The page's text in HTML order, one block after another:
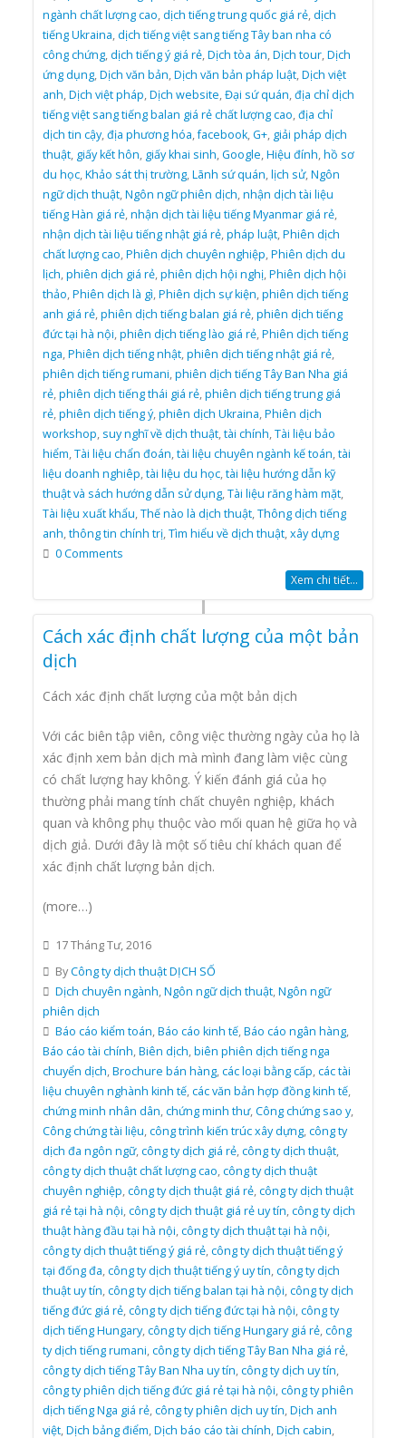
ngành chất lượng cao,dịch tiếng trung quốc giá rẻ,dịch
tiếng Ukraina,dịch tiếng việt sang tiếng Tây ban nha có
công chứng,dịch tiếng ý giá rẻ,Dịch tòa án,Dịch tour,Dịch
ứng dụng,Dịch văn bản,Dịch văn bản pháp luật,Dịch việt
anh,Dịch việt pháp,Dịch website,Đại sứ quán,địa chỉ dịch
tiếng việt sang tiếng balan giá rẻ chất lượng cao,địa chỉ
dịch tin cậy,địa phương hóa,facebook,G+, giải pháp dịch
thuật, giấy kết hôn, giấy khai sinh,Google,Hiệu đính,hồ sơ
du học,Khảo sát thị trường,Lãnh sứ quán,lịch sử,Ngôn
ngữ dịch thuật,Ngôn ngữ phiên dịch,nhận dịch tài liệu
tiếng Hàn giá rẻ,nhận dịch tài liệu tiếng Myanmar giá rẻ,
nhận dịch tài liệu tiếng nhật giá rẻ,pháp luật,Phiên dịch
chất lượng cao,Phiên dịch chuyên nghiệp,Phiên dịch du
lịch,phiên dịch giá rẻ,phiên dịch hội nghị,Phiên dịch hội
thảo,Phiên dịch là gì,Phiên dịch sự kiện,phiên dịch tiếng
anh giá rẻ,phiên dịch tiếng balan giá rẻ,phiên dịch tiếng
đức tại hà nội,phiên dịch tiếng lào giá rẻ,Phiên dịch tiếng
nga,Phiên dịch tiếng nhật,phiên dịch tiếng nhật giá rẻ,
phiên dịch tiếng rumani,phiên dịch tiếng Tây Ban Nha giá
rẻ,phiên dịch tiếng thái giá rẻ,phiên dịch tiếng trung giá
rẻ,phiên dịch tiếng ý,phiên dịch Ukraina,Phiên dịch
workshop, suy nghĩ về dịch thuật,tài chính,Tài liệu bảo
hiểm,Tài liệu chẩn đoán,tài liệu chuyên ngành kế toán,tài
liệu doanh nghiêp,tài liệu du học,tài liệu hướng dẫn kỹ
thuật và sách hướng dẫn sử dụng,Tài liệu răng hàm mặt,
Tài liệu xuất khẩu,Thế nào là dịch thuật,Thông dịch tiếng
anh,thông tin chính trị,Tìm hiểu về dịch thuật,xây dựng
0 Comments
Xem chi tiết...
Cách xác định chất lượng của một bản
dịch
Cách xác định chất lượng của một bản dịch
Với các biên tập viên, công việc thường ngày của họ là
xác định xem bản dịch mà mình đang làm việc cùng
có chất lượng hay không. Ý kiến đánh giá của họ
thường phải mang tính chất chuyên nghiệp, khách
quan và không phụ thuộc vào mối quan hệ giữa họ và
dịch giả. Dưới đây là một số tiêu chí khách quan để
xác định chất lượng bản dịch.
(more…)
17 Tháng Tư, 2016
ByCông ty dịch thuật DỊCH SỐ
Dịch chuyên ngành,Ngôn ngữ dịch thuật,Ngôn ngữ
phiên dịch
Báo cáo kiểm toán,Báo cáo kinh tế,Báo cáo ngân hàng,
Báo cáo tài chính,Biên dịch,biên phiên dịch tiếng nga
chuyển dịch,Brochure bán hàng,các loại bằng cấp,các tài
liệu chuyên nghành kinh tế,các văn bản hợp đồng kinh tế,
chứng minh nhân dân,chứng minh thư,Công chứng sao y,
Công chứng tài liệu,công trình kiến trúc xây dựng,công ty
dịch đa ngôn ngữ,công ty dịch giá rẻ,công ty dịch thuật,
công ty dịch thuật chất lượng cao,công ty dịch thuật
chuyên nghiệp,công ty dịch thuật giá rẻ,công ty dịch thuật
giá rẻ tại hà nội,công ty dịch thuật giá rẻ uy tín,công ty dịch
thuật hàng đầu tại hà nội,công ty dịch thuật tại hà nội,
công ty dịch thuật tiếng ý giá rẻ,công ty dịch thuật tiếng ý
tại đống đa,công ty dịch thuật tiếng ý uy tín,công ty dịch
thuật uy tín,công ty dịch tiếng balan tại hà nội,công ty dịch
tiếng đức giá rẻ,công ty dịch tiếng đức tại hà nội,công ty
dịch tiếng Hungary,công ty dịch tiếng Hungary giá rẻ,công
ty dịch tiếng rumani,công ty dịch tiếng Tây Ban Nha giá rẻ,
công ty dịch tiếng Tây Ban Nha uy tín,công ty dịch uy tín,
công ty phiên dịch tiếng đức giá rẻ tại hà nội,công ty phiên
dịch tiếng Nga giá rẻ,công ty phiên dịch uy tín,Dịch anh
việt,Dịch bảng điểm,Dịch báo cáo tài chính,Dịch cabin,